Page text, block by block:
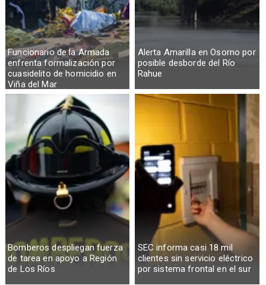
Funcionario de la Armada
enfrenta formalización por
cuasidelito de homicidio en
Viña del Mar
Alerta Amarilla en Osorno por
posible desborde del Río
Rahue
Bomberos despliegan fuerza
de tarea en apoyo a Región
de Los Ríos
SEC informa casi 18 mil
clientes sin servicio eléctrico
por sistema frontal en el sur